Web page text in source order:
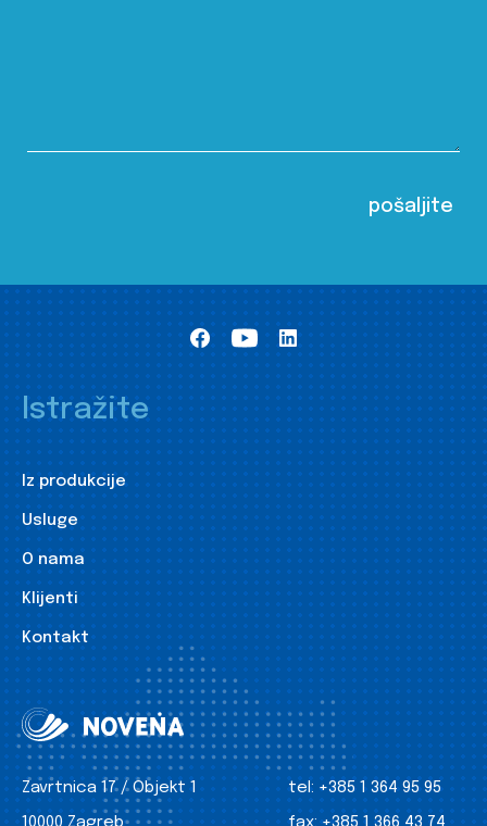
Istražite
Iz produkcije
Usluge
O nama
Klijenti
Kontakt
Zavrtnica 17 / Objekt 1
tel: +385 1 364 95 95